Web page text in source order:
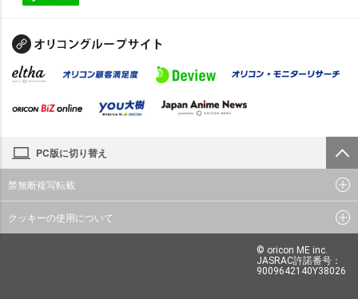
PC版に切り替え
禁無断複写転載
クッキーの使用について
© oricon ME inc.
JASRAC許諾番号：
9009642140Y38026